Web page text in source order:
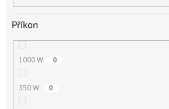
Příkon
1000 W 0
350 W 0